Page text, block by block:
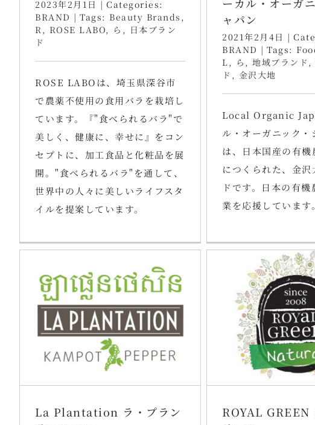
2023年2月1日 | Categories:
BRAND | Tags: Beauty Brands ,
R , ROSE LABO, ら , 日本ブラン
ド
​ROSE LABOは、埼玉県深谷市
で農薬不使用の食用バラを栽培し
ています。『"食べられるバラ"で
美しく、健康に、幸せに』をコン
セプトに、加工食品と化粧品を展
開。"食べられるバラ"を通して、
世界中の人々に美しいライフスタ
イルを提案しています。
ャパン
2021年2月4日 |
BRAND | Tags:
L , ら , 地域ブランド ,
ド , 金沢大地
Local Organic
ル・オーガニック・
は、日本国産の有機
につくられた、金沢
ドです。日本の有機
業を応援しています。
La Plantation ラ・プラン
ROYAL GREEN